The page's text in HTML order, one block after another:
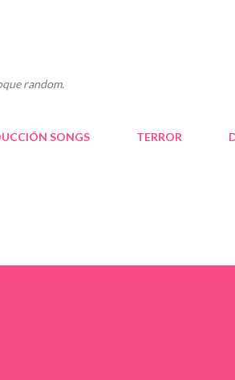
random.
SONGS TERROR